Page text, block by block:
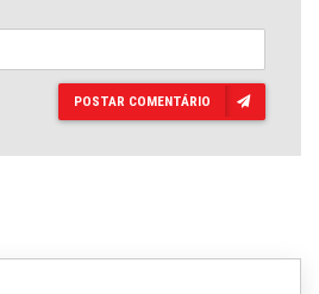
POSTAR COMENTÁRIO